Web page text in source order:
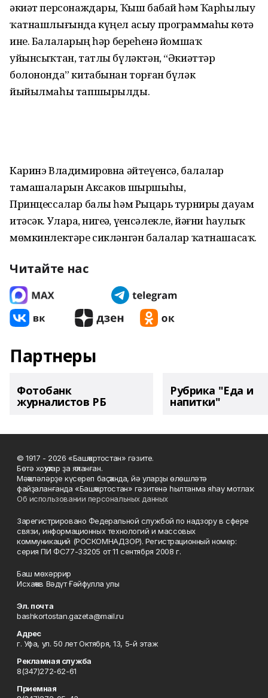
әкиәт персонаждары, Ҡыш бабай һәм Ҡарһылыу
ҡатнаш­лығында күңел асыу программаһы көтә
ине. Балаларҙың һәр береһенә йомшаҡ
уйынсыҡтан, татлы бүләктән, “Әкиәттәр
болононда” китабынан торған бүләк
йыйылмаһы тапшырылды.
Каринэ Владимировна әйтеүенсә, балалар
тамашаларын Аксаков шыршыһы,
Принцессалар балы һәм Рыцарь турниры дауам
итәсәк. Уларҙа, нигеҙҙә, үҙенсәлекле, йәғни һаулыҡ
мөмкинлектәре сикләнгән балалар ҡатнашасаҡ.
Читайте нас
Партнеры
Фотобанк
журналистов РБ
Рубрика "Еда и
напитки"
© 1917 - 2026 «Башҡортостан» гәзите.
Бөтә хоҡуҡтар ҙа яҡланған.
Мәҡәләләрҙе күсереп баҫҡанда, йә уларҙы өлөшләтә
файҙаланғанда «Башҡортостан» гәзитенә һылтанма яһау мотлаҡ.
Об использовании персональных данных
Зарегистрировано Федеральной службой по надзору в сфере
связи, информационных технологий и массовых
коммуникаций (РОСКОМНАДЗОР). Регистрационный номер:
серия ПИ ФС77-33205 от 11 сентября 2008 г.
Баш мөхәррир
Исхаҡов Вәдүт Ғәйфулла улы
Эл. почта
bashkortostan.gazeta@mail.ru
Адрес
г. Уфа, ул. 50 лет Октября, 13, 5-й этаж
Рекламная служба
8(347)272-62-61
Приемная